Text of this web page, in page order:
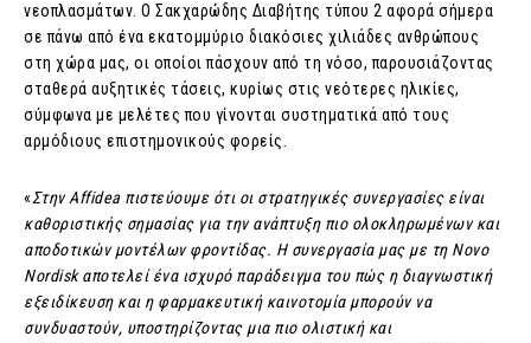
νεοπλασμάτων. Ο Σακχαρώδης Διαβήτης τύπου 2 αφορά σήμερα
σε πάνω από ένα εκατομμύριο διακόσιες χιλιάδες ανθρώπους
στη χώρα μας, οι οποίοι πάσχουν από τη νόσο, παρουσιάζοντας
σταθερά αυξητικές τάσεις, κυρίως στις νεότερες ηλικίες,
σύμφωνα με μελέτες που γίνονται συστηματικά από τους
αρμόδιους επιστημονικούς φορείς.
«Στην Affidea πιστεύουμε ότι οι στρατηγικές συνεργασίες είναι
καθοριστικής σημασίας για την ανάπτυξη πιο ολοκληρωμένων και
αποδοτικών μοντέλων φροντίδας. Η συνεργασία μας με τη Novo
Nordisk αποτελεί ένα ισχυρό παράδειγμα του πώς η διαγνωστική
εξειδίκευση και η φαρμακευτική καινοτομία μπορούν να
συνδυαστούν, υποστηρίζοντας μια πιο ολιστική και